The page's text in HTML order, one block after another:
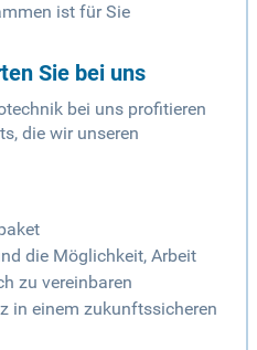
ist für Sie
Sie bei uns
bei uns profitieren
die wir unseren
die Möglichkeit, Arbeit
zu vereinbaren
in einem zukunftssicheren